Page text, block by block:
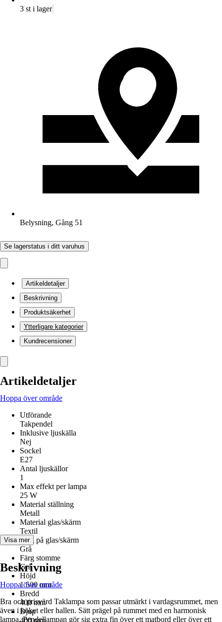
3 st i lager
Belysning, Gång 51
Se lagerstatus i ditt varuhus
Artikeldetaljer
Beskrivning
Produktsäkerhet
Ytterligare kategorier
Kundrecensioner
Artikeldetaljer
Hoppa över område
Utförande
Takpendel
Inklusive ljuskälla
Nej
Sockel
E27
Antal ljuskällor
1
Max effekt per lampa
25 W
Material ställning
Metall
Material glas/skärm
Textil
Färg på glas/skärm
Grå
Färg stomme
Grå
Höjd
1 500 mm
Bredd
400 mm
Djup
400 mm
Visa mer
Beskrivning
Hoppa över område
Bra och prisvärd Taklampa som passar utmärkt i vardagsrummet, men
även i köket eller hallen. Sätt prägel på rummet med en harmonisk
lampa. Pendellampan gör sig extra fin över ett matbord eller över ett